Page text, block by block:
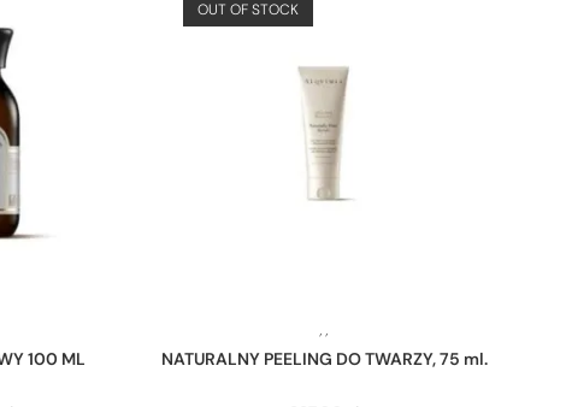
100 ML
OUT OF STOCK
, ,
NATURALNY PEELING DO TWARZY, 75 ml.